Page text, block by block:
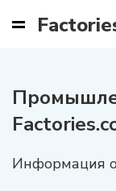
Информация